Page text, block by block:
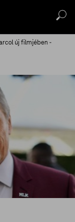
új filmjében -